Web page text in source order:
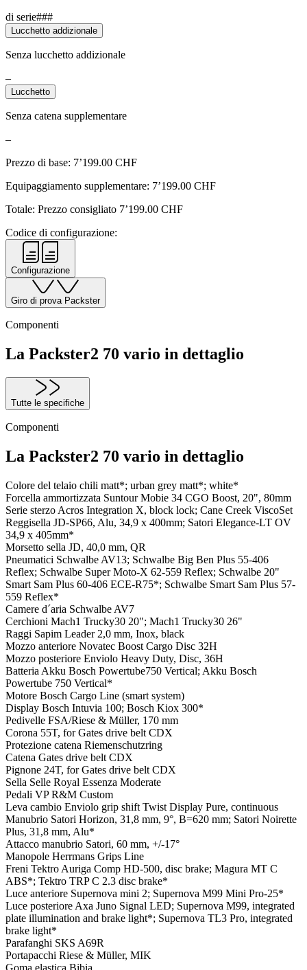
di serie###
Lucchetto addizionale
Senza lucchetto addizionale
–
Lucchetto
Senza catena supplementare
–
Prezzo di base: 7’199.00 CHF
Equipaggiamento supplementare: 7’199.00 CHF
Totale: Prezzo consigliato 7’199.00 CHF
Codice di configurazione:
Configurazione
Giro di prova Packster
Componenti
La Packster2 70 vario in dettaglio
Tutte le specifiche
Componenti
La Packster2 70 vario in dettaglio
Colore del telaio chili matt*; urban grey matt*; white*
Forcella ammortizzata Suntour Mobie 34 CGO Boost, 20", 80mm
Serie sterzo Acros Integration X, block lock; Cane Creek ViscoSet
Reggisella JD-SP66, Alu, 34,9 x 400mm; Satori Elegance-LT OV
34,9 x 405mm*
Morsetto sella JD, 40,0 mm, QR
Pneumatici Schwalbe AV13; Schwalbe Big Ben Plus 55-406
Reflex; Schwalbe Super Moto-X 62-559 Reflex; Schwalbe 20"
Smart Sam Plus 60-406 ECE-R75*; Schwalbe Smart Sam Plus 57-
559 Reflex*
Camere d´aria Schwalbe AV7
Cerchioni Mach1 Trucky30 20"; Mach1 Trucky30 26"
Raggi Sapim Leader 2,0 mm, Inox, black
Mozzo anteriore Novatec Boost Cargo Disc 32H
Mozzo posteriore Enviolo Heavy Duty, Disc, 36H
Batteria Akku Bosch Powertube750 Vertical; Akku Bosch
Powertube 750 Vertical*
Motore Bosch Cargo Line (smart system)
Display Bosch Intuvia 100; Bosch Kiox 300*
Pedivelle FSA/Riese & Müller, 170 mm
Corona 55T, for Gates drive belt CDX
Protezione catena Riemenschutzring
Catena Gates drive belt CDX
Pignone 24T, for Gates drive belt CDX
Sella Selle Royal Essenza Moderate
Pedali VP R&M Custom
Leva cambio Enviolo grip shift Twist Display Pure, continuous
Manubrio Satori Horizon, 31,8 mm, 9°, B=620 mm; Satori Noirette
Plus, 31,8 mm, Alu*
Attacco manubrio Satori, 60 mm, +/-17°
Manopole Herrmans Grips Line
Freni Tektro Auriga Comp HD-500, disc brake; Magura MT C
ABS*; Tektro TRP C 2.3 disc brake*
Luce anteriore Supernova mini 2; Supernova M99 Mini Pro-25*
Luce posteriore Axa Juno Signal LED; Supernova M99, integrated
plate illumination and brake light*; Supernova TL3 Pro, integrated
brake light*
Parafanghi SKS A69R
Portapacchi Riese & Müller, MIK
Goma elastica Bibia